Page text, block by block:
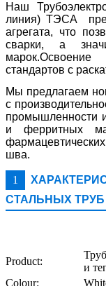
Наш
линия) ТЭСА
агрегата, что
сварки, а
стандартов с
Мы предлагаем
с
промышленности
и ферритных
шва.
1
СТАЛЬНЫХ ТРУБ
Product:
и
Colour: